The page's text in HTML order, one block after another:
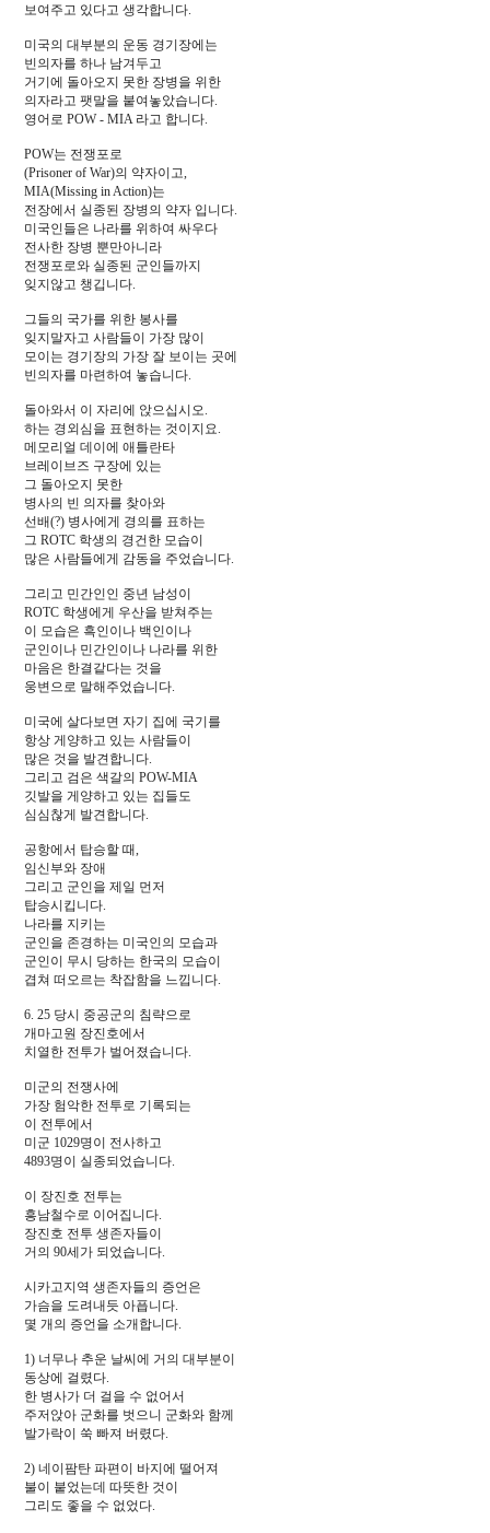
보여주고 있다고 생각합니다.
미국의 대부분의 운동 경기장에는
빈의자를 하나 남겨두고
거기에 돌아오지 못한 장병을 위한
의자라고 팻말을 붙여놓았습니다.
영어로 POW - MIA 라고 합니다.
POW는 전쟁포로
(Prisoner of War)의 약자이고,
MIA(Missing in Action)는
전장에서 실종된 장병의 약자 입니다.
미국인들은 나라를 위하여 싸우다
전사한 장병 뿐만아니라
전쟁포로와 실종된 군인들까지
잊지않고 챙깁니다.
그들의 국가를 위한 봉사를
잊지말자고 사람들이 가장 많이
모이는 경기장의 가장 잘 보이는 곳에
빈의자를 마련하여 놓습니다.
돌아와서 이 자리에 앉으십시오.
하는 경외심을 표현하는 것이지요.
메모리얼 데이에 애틀란타
브레이브즈 구장에 있는
그 돌아오지 못한
병사의 빈 의자를 찾아와
선배(?) 병사에게 경의를 표하는
그 ROTC 학생의 경건한 모습이
많은 사람들에게 감동을 주었습니다.
그리고 민간인인 중년 남성이
ROTC 학생에게 우산을 받쳐주는
이 모습은 흑인이나 백인이나
군인이나 민간인이나 나라를 위한
마음은 한결같다는 것을
웅변으로 말해주었습니다.
미국에 살다보면 자기 집에 국기를
항상 게양하고 있는 사람들이
많은 것을 발견합니다.
그리고 검은 색갈의 POW-MIA
깃발을 게양하고 있는 집들도
심심찮게 발견합니다.
공항에서 탑승할 때,
임신부와 장애
그리고 군인을 제일 먼저
탑승시킵니다.
나라를 지키는
군인을 존경하는 미국인의 모습과
군인이 무시 당하는 한국의 모습이
겹쳐 떠오르는 착잡함을 느낍니다.
6. 25 당시 중공군의 침략으로
개마고원 장진호에서
치열한 전투가 벌어졌습니다.
미군의 전쟁사에
가장 험악한 전투로 기록되는
이 전투에서
미군 1029명이 전사하고
4893명이 실종되었습니다.
이 장진호 전투는
흥남철수로 이어집니다.
장진호 전투 생존자들이
거의 90세가 되었습니다.
시카고지역 생존자들의 증언은
가슴을 도려내듯 아픕니다.
몇 개의 증언을 소개합니다.
1) 너무나 추운 날씨에 거의 대부분이
동상에 걸렸다.
한 병사가 더 걸을 수 없어서
주저앉아 군화를 벗으니 군화와 함께
발가락이 쑥 빠져 버렸다.
2) 네이팜탄 파편이 바지에 떨어져
불이 붙었는데 따뜻한 것이
그리도 좋을 수 없었다.